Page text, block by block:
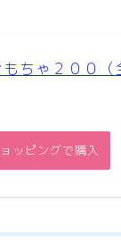
ちゃ２００（
ッピングで購入